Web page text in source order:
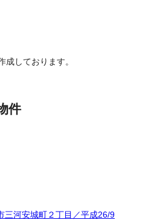
しております。
件
河安城町２丁目／平成26/9